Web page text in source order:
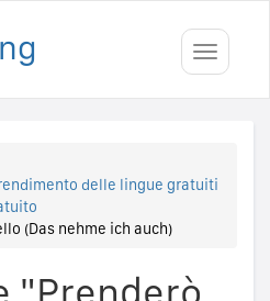
Toggle
delle lingue gratuiti
(Das nehme ich auch)